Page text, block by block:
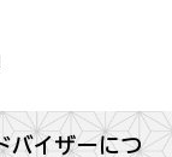
バイザーにつ